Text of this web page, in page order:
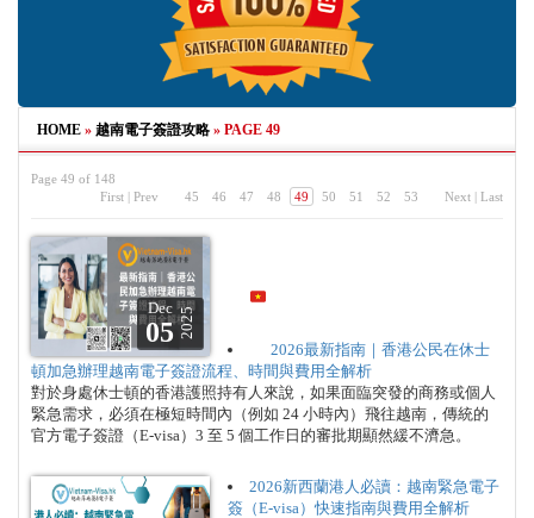
HOME » 越南電子簽證攻略 » PAGE 49
Page 49 of 148
First | Prev 45 46 47 48 49 50 51 52 53 Next | Last
Dec
052025
2026最新指南｜香港公民在休士
頓加急辦理越南電子簽證流程、時間與費用全解析
對於身處休士頓的香港護照持有人來說，如果面臨突發的商務或個人
緊急需求，必須在極短時間內（例如 24 小時內）飛往越南，傳統的
官方電子簽證（E-visa）3 至 5 個工作日的審批期顯然緩不濟急。
2026新西蘭港人必讀：越南緊急電子
簽（E-visa）快速指南與費用全解析